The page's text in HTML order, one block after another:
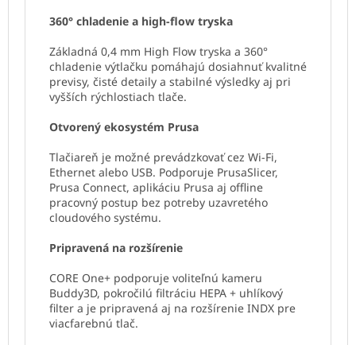
360° chladenie a high-flow tryska
Základná 0,4 mm High Flow tryska a 360°
chladenie výtlačku pomáhajú dosiahnuť kvalitné
previsy, čisté detaily a stabilné výsledky aj pri
vyšších rýchlostiach tlače.
Otvorený ekosystém Prusa
Tlačiareň je možné prevádzkovať cez Wi-Fi,
Ethernet alebo USB. Podporuje PrusaSlicer,
Prusa Connect, aplikáciu Prusa aj offline
pracovný postup bez potreby uzavretého
cloudového systému.
Pripravená na rozšírenie
CORE One+ podporuje voliteľnú kameru
Buddy3D, pokročilú filtráciu HEPA + uhlíkový
filter a je pripravená aj na rozšírenie INDX pre
viacfarebnú tlač.